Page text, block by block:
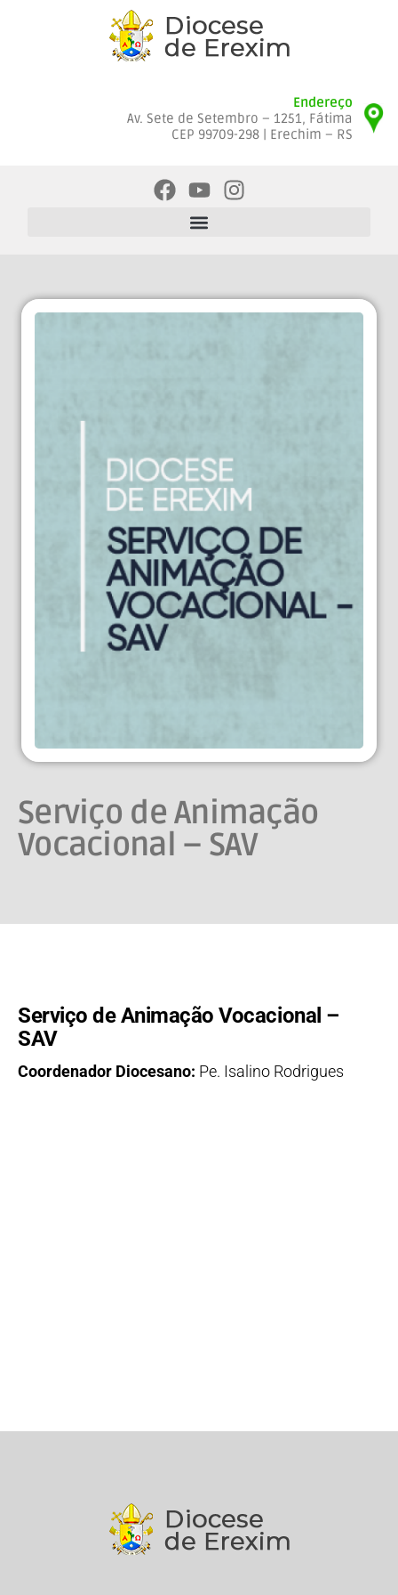
Endereço
Av. Sete de Setembro – 1251, Fátima
CEP 99709-298 | Erechim – RS
Serviço de Animação
Vocacional – SAV
Serviço de Animação Vocacional –
SAV
Coordenador Diocesano: Pe. Isalino Rodrigues